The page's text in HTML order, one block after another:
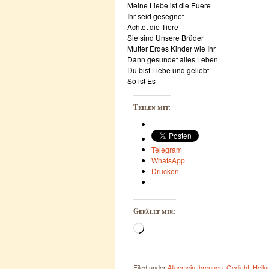
Meine Liebe ist die Euere
Ihr seid gesegnet
Achtet die Tiere
Sie sind Unsere Brüder
Mutter Erdes Kinder wie Ihr
Dann gesundet alles Leben
Du bist Liebe und geliebt
So ist Es
Teilen mit:
Telegram
WhatsApp
Drucken
Gefällt mir:
Wird